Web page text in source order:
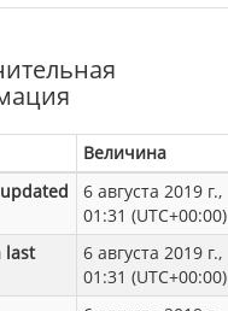
Величина
6 августа 2019 г.,
01:31 (UTC+00:00)
last
6 августа 2019 г.,
01:31 (UTC+00:00)